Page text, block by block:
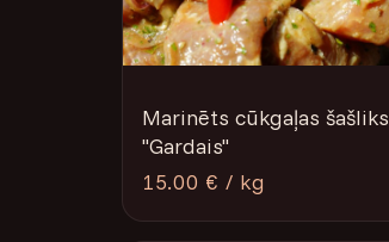
Marinēts cūkgaļas šašliks
''Gardais''
15.00 € / kg